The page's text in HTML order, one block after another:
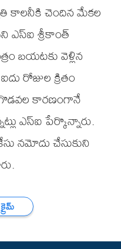
కాలనీకి చెందిన మేకల
ఎస్ఐ శ్రీకాంత్
బయటకు వెళ్లిన
రోజుల క్రితం
గొడవల కారణంగానే
ఎస్ఐ పేర్కొన్నారు.
నమోదు చేసుకుని
క్రైమ్